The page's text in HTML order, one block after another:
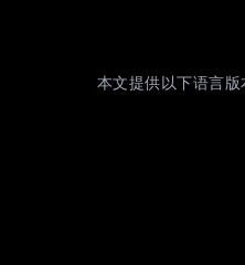
本文提供以下语言